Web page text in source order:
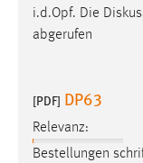
i.d.Opf. Die
abgerufen
[PDF] DP63
Relevanz:
Bestellungen